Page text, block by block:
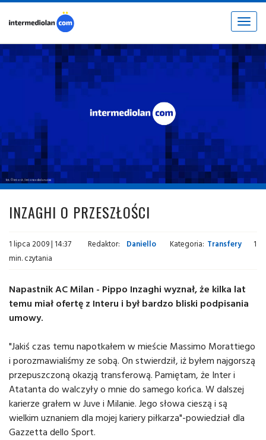
Toggle
fot. © inter.it / intermediolan.com
INZAGHI O PRZESZŁOŚCI
1 lipca 2009 | 14:37 Redaktor: Daniello Kategoria: Transfery
1
min. czytania
Napastnik AC Milan - Pippo Inzaghi wyznał, że kilka lat
temu miał ofertę z Interu i był bardzo bliski podpisania
umowy.
"Jakiś czas temu napotkałem w mieście Massimo Morattiego
i porozmawialiśmy ze sobą. On stwierdził, iż byłem najgorszą
przepuszczoną okazją transferową. Pamiętam, że Inter i
Atatanta do walczyły o mnie do samego końca. W dalszej
karierze grałem w Juve i Milanie. Jego słowa cieszą i są
wielkim uznaniem dla mojej kariery piłkarza"-powiedział dla
Gazzetta dello Sport.